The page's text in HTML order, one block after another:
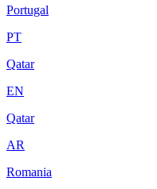
Portugal
PT
Qatar
EN
Qatar
AR
Romania